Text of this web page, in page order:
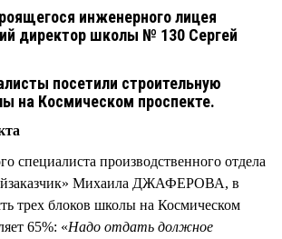
инженерного лицея
директор школы № 130 Сергей
посетили строительную
на Космическом проспекте.
специалиста производственного отдела
Михаила ДЖАФЕРОВА, в
трех блоков школы на Космическом
65%: «Надо отдать должное